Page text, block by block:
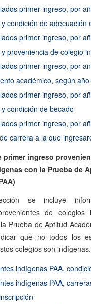
primer ingreso, por
condición de adecuación
primer ingreso, por
proveniencia de colegio
primer ingreso, por
académico, según
primer ingreso, por
condición de becado
primer ingreso, por
carrera a la que
primer ingreso
con la Prueba de
se incluye
de colegios
Prueba de Aptitud
que no todos los
colegios son indígenas.
indígenas PAA,
indígenas PAA,